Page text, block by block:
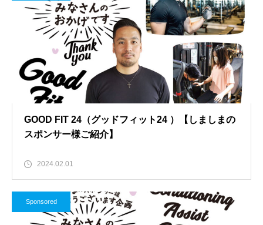
GOOD FIT 24（グッドフィット24 ）【しましまの
スポンサー様ご紹介】
2024.02.01
Sponsored